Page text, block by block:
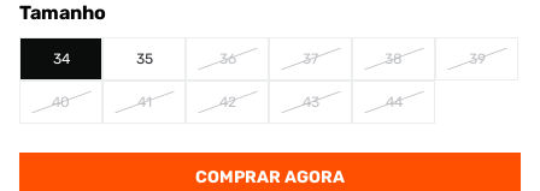
Tamanho
34 35 36 37 38 39
40 41 42 43 44
COMPRAR AGORA